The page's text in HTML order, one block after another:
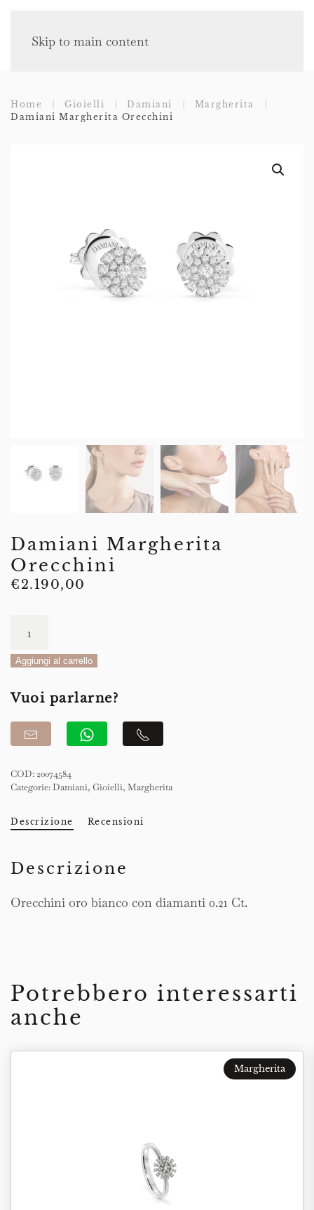
Skip to main content
Home Gioielli Damiani
Margherita
Damiani Margherita Orecchini
Damiani Margherita
Orecchini
€2.190,00
Margherita
Orecchini
Aggiungi al carrello
Vuoi parlarne?
COD:20074584
Categorie:Damiani, Gioielli, Margherita
Descrizione Recensioni
Descrizione
Orecchini oro bianco con diamanti 0.21 Ct.
Potrebbero interessarti
anche
Margherita